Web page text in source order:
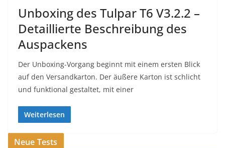
Unboxing des Tulpar T6 V3.2.2 –
Detaillierte Beschreibung des
Auspackens
Der Unboxing-Vorgang beginnt mit einem ersten Blick
auf den Versandkarton. Der äußere Karton ist schlicht
und funktional gestaltet, mit einer
Weiterlesen
Neue Tests